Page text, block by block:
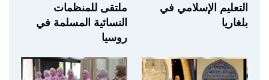
التعليم الإسلامي في
بلغاريا
ملتقى للمنظمات
النسائية المسلمة في
روسيا